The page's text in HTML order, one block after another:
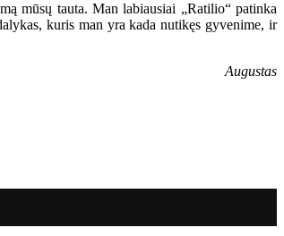
mūsų tauta. Man labiausiai „Ratilio“ patinka
kuris man yra kada nutikęs gyvenime, ir
Augustas